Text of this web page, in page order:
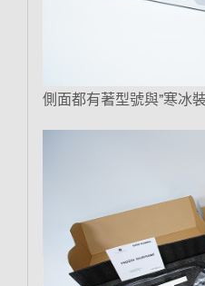
側面都有著型號與”寒冰